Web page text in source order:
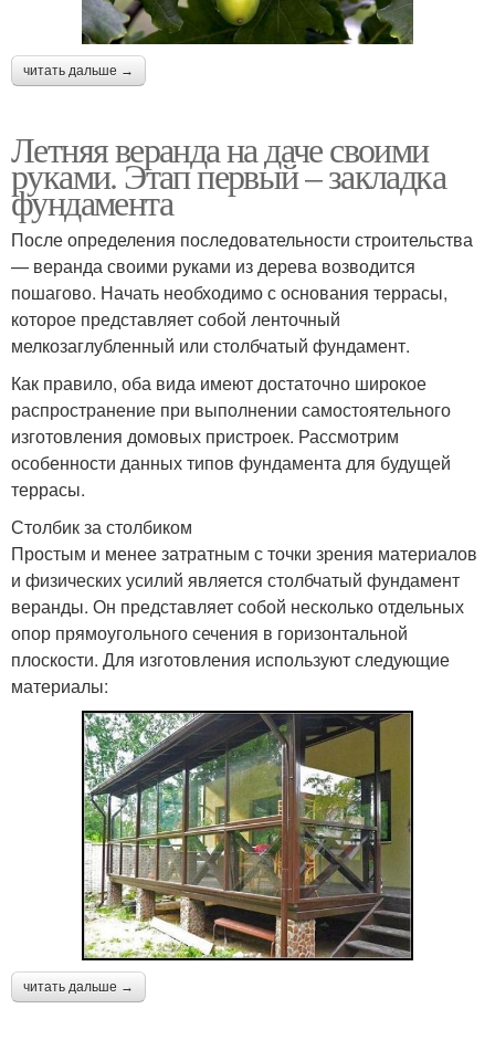
читать дальше →
Летняя веранда на даче своими
руками. Этап первый – закладка
фундамента
После определения последовательности строительства
— веранда своими руками из дерева возводится
пошагово. Начать необходимо с основания террасы,
которое представляет собой ленточный
мелкозаглубленный или столбчатый фундамент.
Как правило, оба вида имеют достаточно широкое
распространение при выполнении самостоятельного
изготовления домовых пристроек. Рассмотрим
особенности данных типов фундамента для будущей
террасы.
Столбик за столбиком
Простым и менее затратным с точки зрения материалов
и физических усилий является столбчатый фундамент
веранды. Он представляет собой несколько отдельных
опор прямоугольного сечения в горизонтальной
плоскости. Для изготовления используют следующие
материалы:
читать дальше →